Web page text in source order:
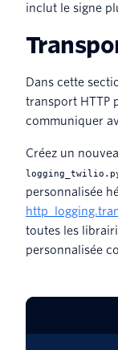
inclut le signe
Dans cette
transport HTTP
communiquer
Créez un
personnalisée
toutes les
personnalisée